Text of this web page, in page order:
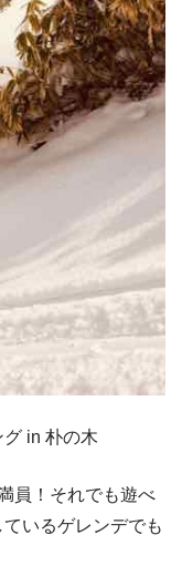
in 朴の木
員！それでも遊べ
いるゲレンデでも